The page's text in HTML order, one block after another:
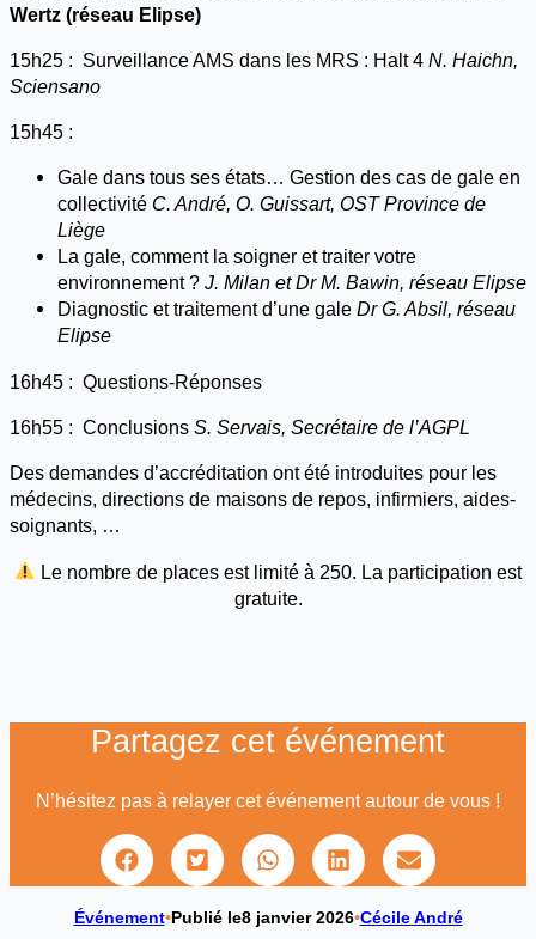
Wertz (réseau Elipse)
15h25 : Surveillance AMS dans les MRS : Halt 4 N. Haichn,
Sciensano
15h45 :
Gale dans tous ses états… Gestion des cas de gale en
collectivité C. André, O. Guissart, OST Province de
Liège
La gale, comment la soigner et traiter votre
environnement ? J. Milan et Dr M. Bawin, réseau Elipse
Diagnostic et traitement d’une gale Dr G. Absil, réseau
Elipse
16h45 : Questions-Réponses
16h55 : Conclusions S. Servais, Secrétaire de l’AGPL
Des demandes d’accréditation ont été introduites pour les
médecins, directions de maisons de repos, infirmiers, aides-
soignants, …
Le nombre de places est limité à 250. La participation est
gratuite.
Partagez cet événement
N’hésitez pas à relayer cet événement autour de vous !
Événement•Publié le8 janvier 2026•Cécile André